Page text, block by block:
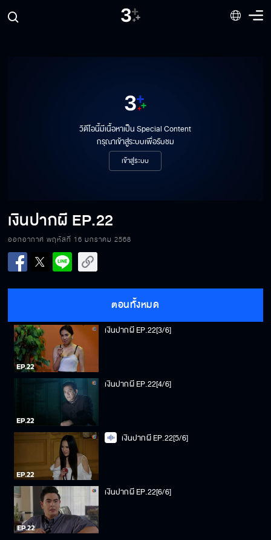
วิดีโอนี้มีเนื้อหาเป็น Special Content
กรุณาเข้าสู่ระบบเพื่อรับชม
เข้าสู่ระบบ
เงินปากผี EP.22
ออกอากาศ พฤหัสที่ 16 มกราคม 2568
ตอนทั้งหมด
เงินปากผี EP.22[1/6]
เงินปากผี EP.22[3/6]
เงินปากผี EP.22[4/6]
เงินปากผี EP.22[5/6]
เงินปากผี EP.22[6/6]